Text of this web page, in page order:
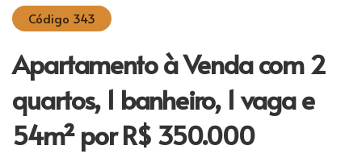
Código 343
Apartamento à Venda com 2
quartos, 1 banheiro, 1 vaga e
54m²por R$ 350.000